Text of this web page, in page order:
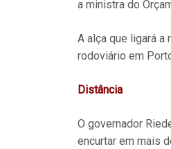
a ministra do
A alça que ligará a
rodoviário em
Distância
O governador
encurtar em mais